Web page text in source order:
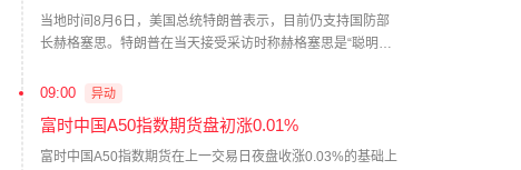
当地时间8月6日，美国总统特朗普表示，目前仍支持国防部
长赫格塞思。特朗普在当天接受采访时称赫格塞思是“聪明
国国内支持度不高，部分共和党人也对赫格塞思的领导能力
09:00 异动
富时中国A50指数期货盘初涨0.01%
富时中国A50指数期货在上一交易日夜盘收涨0.03%的基础上